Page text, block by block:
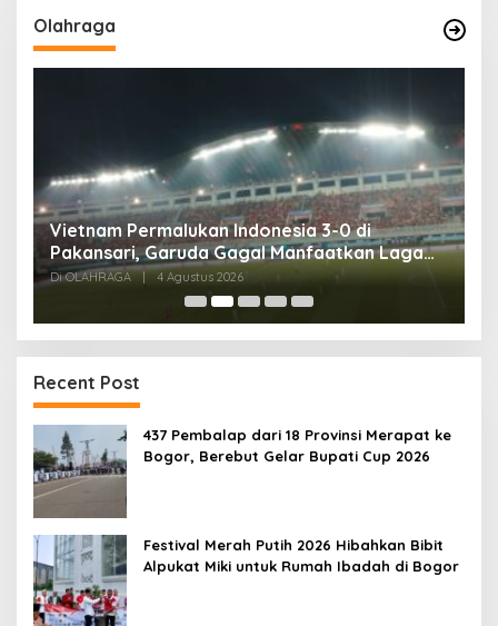
Olahraga
Vietnam Permalukan Indonesia 3-0 di
Pakansari, Garuda Gagal Manfaatkan Laga
Kandang
Di OLAHRAGA 4 Agustus 2026
Recent Post
437 Pembalap dari 18 Provinsi Merapat ke
Bogor, Berebut Gelar Bupati Cup 2026
Festival Merah Putih 2026 Hibahkan Bibit
Alpukat Miki untuk Rumah Ibadah di Bogor